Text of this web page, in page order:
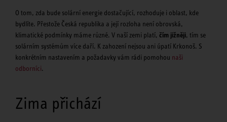
O tom, zda bude solární energie dostačující, rozhoduje i oblast, kde
bydlíte. Přestože Česká republika a její rozloha není obrovská,
klimatické podmínky máme různé. V naší zemi platí, čím jižněji, tím se
solárním systémům více daří. K zahození nejsou ani úpatí Krkonoš. S
konkrétním nastavením a požadavky vám rádi pomohou naši
odborníci.
Zima přichází